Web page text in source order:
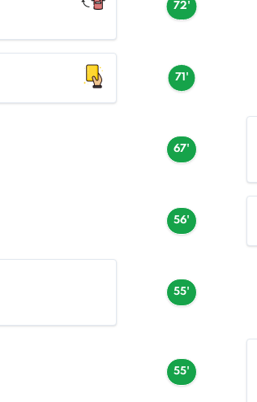
72'
71'
67'
56'
55'
55'